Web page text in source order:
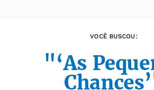
VOCÊ BUSCOU:
"‘As